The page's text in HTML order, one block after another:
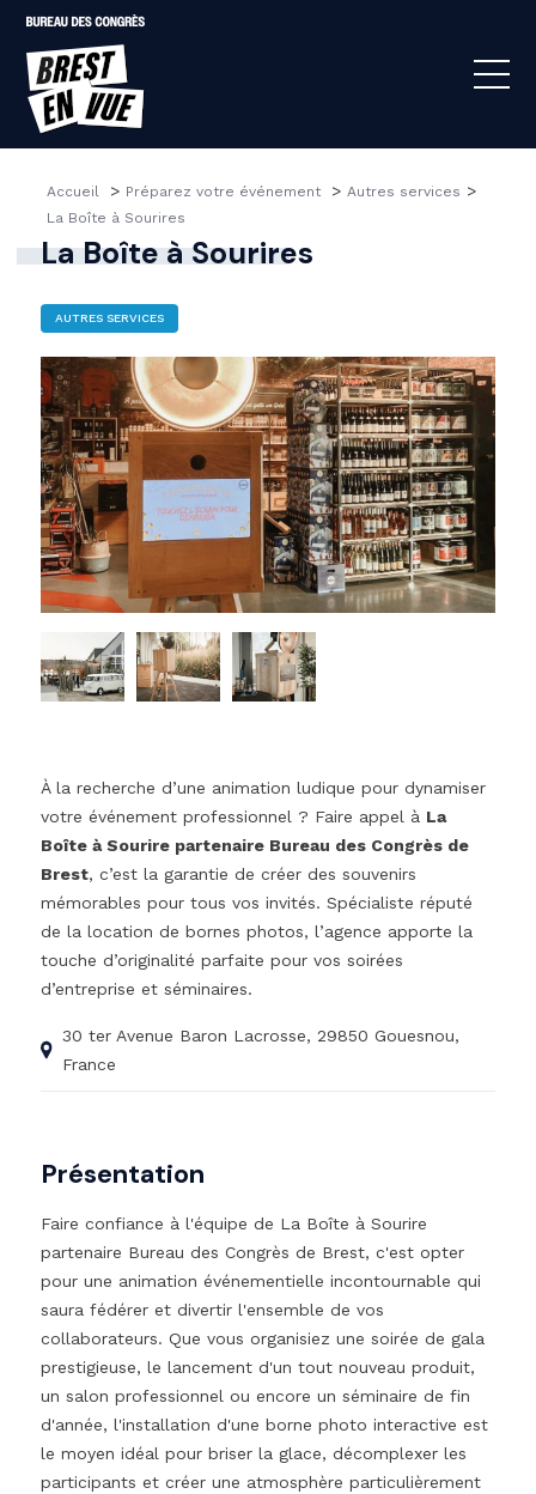
Accueil > Préparez votre événement > Autres services >
La Boîte à Sourires
La Boîte à Sourires
AUTRES SERVICES
À la recherche d’une animation ludique pour dynamiser
votre événement professionnel ? Faire appel à La
Boîte à Sourire partenaire Bureau des Congrès de
Brest, c’est la garantie de créer des souvenirs
mémorables pour tous vos invités. Spécialiste réputé
de la location de bornes photos, l’agence apporte la
touche d’originalité parfaite pour vos soirées
d’entreprise et séminaires.
30 ter Avenue Baron Lacrosse, 29850 Gouesnou,
France
Présentation
Faire confiance à l'équipe de La Boîte à Sourire
partenaire Bureau des Congrès de Brest, c'est opter
pour une animation événementielle incontournable qui
saura fédérer et divertir l'ensemble de vos
collaborateurs. Que vous organisiez une soirée de gala
prestigieuse, le lancement d'un tout nouveau produit,
un salon professionnel ou encore un séminaire de fin
d'année, l'installation d'une borne photo interactive est
le moyen idéal pour briser la glace, décomplexer les
participants et créer une atmosphère particulièrement